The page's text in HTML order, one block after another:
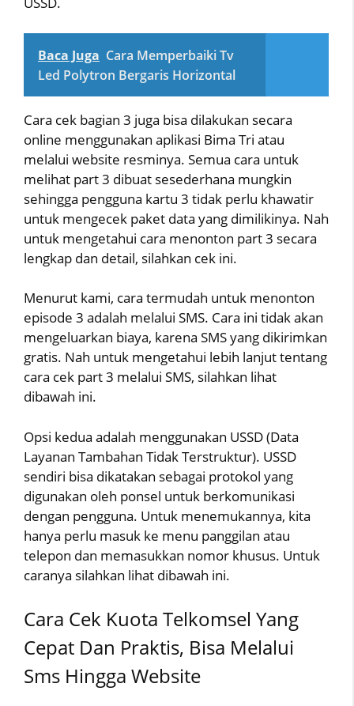
Baca Juga Cara Memperbaiki Tv
Led Polytron Bergaris Horizontal
Cara cek bagian 3 juga bisa dilakukan secara
online menggunakan aplikasi Bima Tri atau
melalui website resminya. Semua cara untuk
melihat part 3 dibuat sesederhana mungkin
sehingga pengguna kartu 3 tidak perlu khawatir
untuk mengecek paket data yang dimilikinya. Nah
untuk mengetahui cara menonton part 3 secara
lengkap dan detail, silahkan cek ini.
Menurut kami, cara termudah untuk menonton
episode 3 adalah melalui SMS. Cara ini tidak akan
mengeluarkan biaya, karena SMS yang dikirimkan
gratis. Nah untuk mengetahui lebih lanjut tentang
cara cek part 3 melalui SMS, silahkan lihat
dibawah ini.
Opsi kedua adalah menggunakan USSD (Data
Layanan Tambahan Tidak Terstruktur). USSD
sendiri bisa dikatakan sebagai protokol yang
digunakan oleh ponsel untuk berkomunikasi
dengan pengguna. Untuk menemukannya, kita
hanya perlu masuk ke menu panggilan atau
telepon dan memasukkan nomor khusus. Untuk
caranya silahkan lihat dibawah ini.
Cara Cek Kuota Telkomsel Yang
Cepat Dan Praktis, Bisa Melalui
Sms Hingga Website